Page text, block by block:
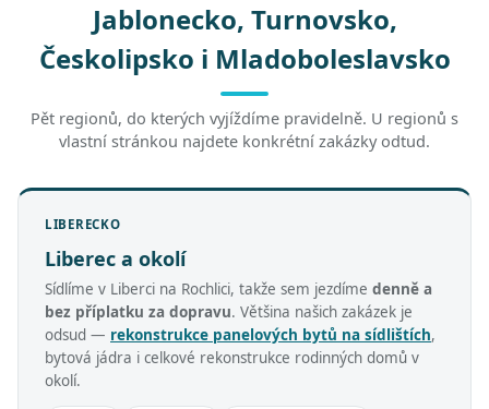
Jablonecko, Turnovsko,
Českolipsko i Mladoboleslavsko
Pět regionů, do kterých vyjíždíme pravidelně. U regionů s
vlastní stránkou najdete konkrétní zakázky odtud.
LIBERECKO
Liberec a okolí
Sídlíme v Liberci na Rochlici, takže sem jezdíme denně a
bez příplatku za dopravu. Většina našich zakázek je
odsud — rekonstrukce panelových bytů na sídlištích,
bytová jádra i celkové rekonstrukce rodinných domů v
okolí.